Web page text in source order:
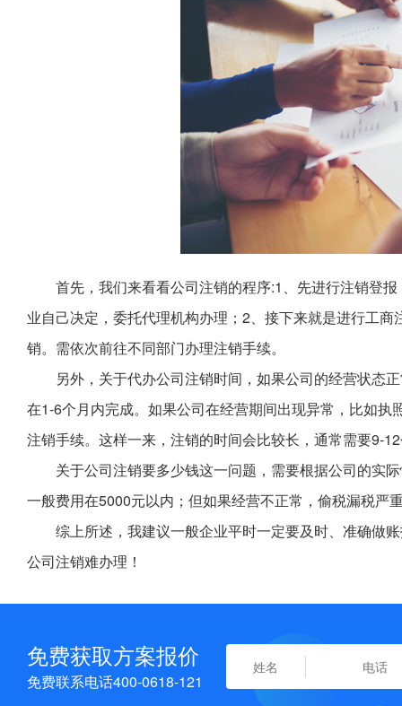
首先，我们来看看公司注销的程序:1、先进行注销登
业自己决定，委托代理机构办理；2、接下来就是进行工
销。需依次前往不同部门办理注销手续。
另外，关于代办公司注销时间，如果公司的经营状态
在1-6个月内完成。如果公司在经营期间出现异常，比如
注销手续。这样一来，注销的时间会比较长，通常需要9-
关于公司注销要多少钱这一问题，需要根据公司的实
一般费用在5000元以内；但如果经营不正常，偷税漏税严
综上所述，我建议一般企业平时一定要及时、准确做
公司注销难办理！
免费获取方案报价
免费联系电话400-0618-121